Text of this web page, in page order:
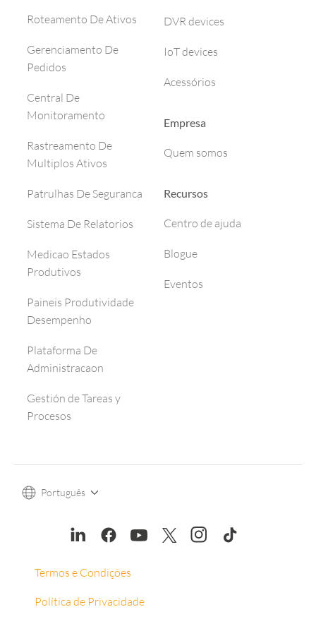
Roteamento De Ativos
Gerenciamento De
Pedidos
Central De
Monitoramento
Rastreamento De
Multiplos Ativos
Patrulhas De Seguranca
Sistema De Relatorios
Medicao Estados
Produtivos
Paineis Produtividade
Desempenho
Plataforma De
Administracaon
Gestión de Tareas y
Procesos
DVR devices
IoT devices
Acessórios
Empresa
Quem somos
Recursos
Centro de ajuda
Blogue
Eventos
Português
Termos e Condições
Política de Privacidade